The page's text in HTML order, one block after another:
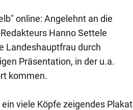
online: Angelehnt an die
Hanno Settele
Landeshauptfrau durch
Präsentation, in der u.a.
kommen.
viele Köpfe zeigendes Plakat